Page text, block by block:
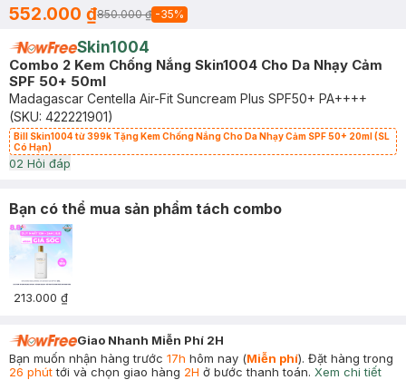
552.000 ₫850.000 ₫ -35%
Skin1004
Combo 2 Kem Chống Nắng Skin1004 Cho Da Nhạy Cảm
SPF 50+ 50ml
Madagascar Centella Air-Fit Suncream Plus SPF50+ PA++++
(SKU: 422221901)
Bill Skin1004 từ 399k Tặng Kem Chống Nắng Cho Da Nhạy Cảm SPF 50+ 20ml (SL
Có Hạn)
02 Hỏi đáp
Bạn có thể mua sản phẩm tách combo
213.000 ₫
Giao Nhanh Miễn Phí 2H
Bạn muốn nhận hàng trước 17h hôm nay (Miễn phí). Đặt hàng trong
26 phúttới và chọn giao hàng 2H ở bước thanh toán. Xem chi tiết